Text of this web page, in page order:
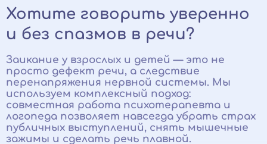
Хотите говорить уверенно
и без спазмов в речи?
Заикание у взрослых и детей — это не
просто дефект речи, а следствие
перенапряжения нервной системы. Мы
используем комплексный подход:
совместная работа психотерапевта и
логопеда позволяет навсегда убрать страх
публичных выступлений, снять мышечные
зажимы и сделать речь плавной.